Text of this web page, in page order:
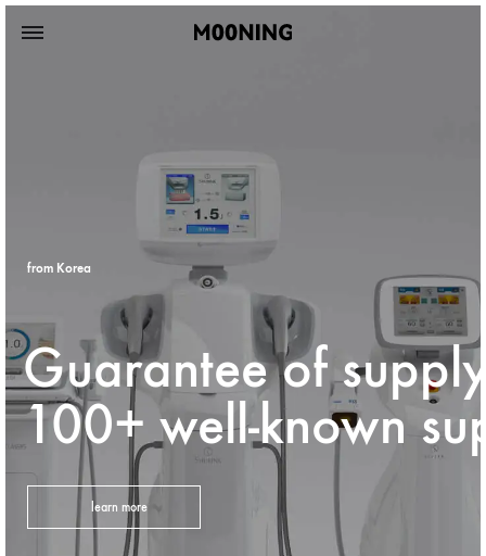
Guarantee of
100+ well-known
from Korea
learn more